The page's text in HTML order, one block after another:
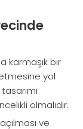
karmaşık bir
etmesine yol
olmalıdır.
ve